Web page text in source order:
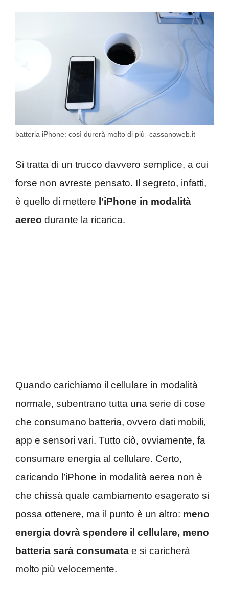
batteria iPhone: così durerà molto di più -cassanoweb.it
Si tratta di un trucco davvero semplice, a cui
forse non avreste pensato. Il segreto, infatti,
è quello di mettere l’iPhone in modalità
aereo durante la ricarica.
Quando carichiamo il cellulare in modalità
normale, subentrano tutta una serie di cose
che consumano batteria, ovvero dati mobili,
app e sensori vari. Tutto ciò, ovviamente, fa
consumare energia al cellulare. Certo,
caricando l’iPhone in modalità aerea non è
che chissà quale cambiamento esagerato si
possa ottenere, ma il punto è un altro: meno
energia dovrà spendere il cellulare, meno
batteria sarà consumata e si caricherà
molto più velocemente.